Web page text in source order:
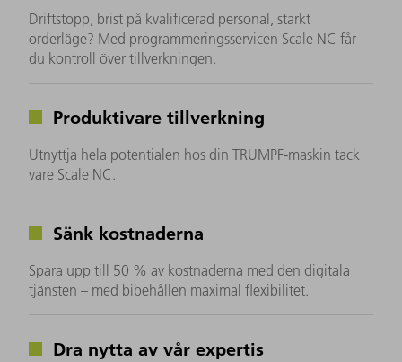
Driftstopp, brist på kvalificerad personal, starkt
orderläge? Med programmeringsservicen Scale NC får
du kontroll över tillverkningen.
Produktivare tillverkning
Utnyttja hela potentialen hos din TRUMPF-maskin tack
vare Scale NC.
Sänk kostnaderna
Spara upp till 50 % av kostnaderna med den digitala
tjänsten – med bibehållen maximal flexibilitet.
Dra nytta av vår expertis